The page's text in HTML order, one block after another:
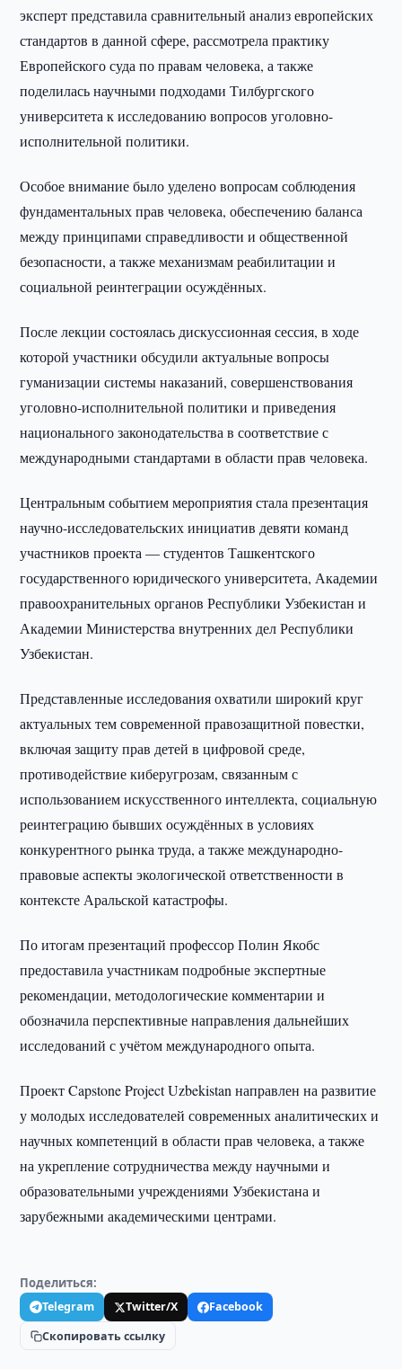
эксперт представила сравнительный анализ европейских
стандартов в данной сфере, рассмотрела практику
Европейского суда по правам человека, а также
поделилась научными подходами Тилбургского
университета к исследованию вопросов уголовно-
исполнительной политики.
Особое внимание было уделено вопросам соблюдения
фундаментальных прав человека, обеспечению баланса
между принципами справедливости и общественной
безопасности, а также механизмам реабилитации и
социальной реинтеграции осуждённых.
После лекции состоялась дискуссионная сессия, в ходе
которой участники обсудили актуальные вопросы
гуманизации системы наказаний, совершенствования
уголовно-исполнительной политики и приведения
национального законодательства в соответствие с
международными стандартами в области прав человека.
Центральным событием мероприятия стала презентация
научно-исследовательских инициатив девяти команд
участников проекта — студентов Ташкентского
государственного юридического университета, Академии
правоохранительных органов Республики Узбекистан и
Академии Министерства внутренних дел Республики
Узбекистан.
Представленные исследования охватили широкий круг
актуальных тем современной правозащитной повестки,
включая защиту прав детей в цифровой среде,
противодействие киберугрозам, связанным с
использованием искусственного интеллекта, социальную
реинтеграцию бывших осуждённых в условиях
конкурентного рынка труда, а также международно-
правовые аспекты экологической ответственности в
контексте Аральской катастрофы.
По итогам презентаций профессор Полин Якобс
предоставила участникам подробные экспертные
рекомендации, методологические комментарии и
обозначила перспективные направления дальнейших
исследований с учётом международного опыта.
Проект Capstone Project Uzbekistan направлен на развитие
у молодых исследователей современных аналитических и
научных компетенций в области прав человека, а также
на укрепление сотрудничества между научными и
образовательными учреждениями Узбекистана и
зарубежными академическими центрами.
Поделиться:
Telegram Twitter/X
Facebook
Скопировать ссылку